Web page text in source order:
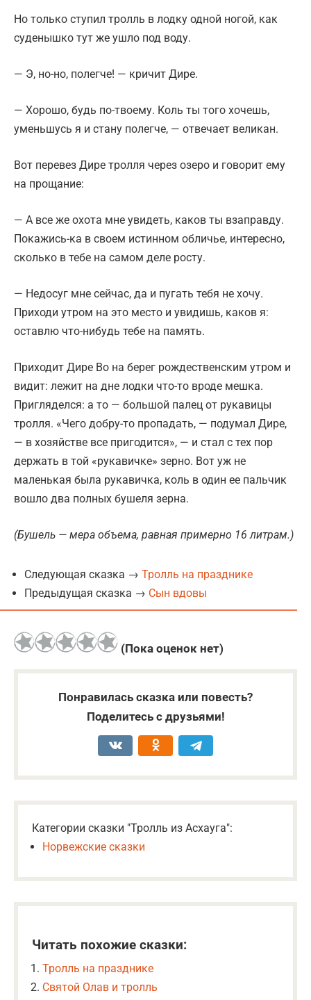
Но только ступил тролль в лодку одной ногой, как
суденышко тут же ушло под воду.
— Э, но-но, полегче! — кричит Дире.
— Хорошо, будь по-твоему. Коль ты того хочешь,
уменьшусь я и стану полегче, — отвечает великан.
Вот перевез Дире тролля через озеро и говорит ему
на прощание:
— А все же охота мне увидеть, каков ты взаправду.
Покажись-ка в своем истинном обличье, интересно,
сколько в тебе на самом деле росту.
— Недосуг мне сейчас, да и пугать тебя не хочу.
Приходи утром на это место и увидишь, каков я:
оставлю что-нибудь тебе на память.
Приходит Дире Во на берег рождественским утром и
видит: лежит на дне лодки что-то вроде мешка.
Пригляделся: а то — большой палец от рукавицы
тролля. «Чего добру-то пропадать, — подумал Дире,
— в хозяйстве все пригодится», — и стал с тех пор
держать в той «рукавичке» зерно. Вот уж не
маленькая была рукавичка, коль в один ее пальчик
вошло два полных бушеля зерна.
(Бушель — мера объема, равная примерно 16 литрам.)
Следующая сказка → Тролль на празднике
Предыдущая сказка → Сын вдовы
(Пока оценок нет)
Понравилась сказка или повесть?
Поделитесь с друзьями!
Категории сказки "Тролль из Асхауга":
Норвежские сказки
Читать похожие сказки:
Тролль на празднике
Святой Олав и тролль